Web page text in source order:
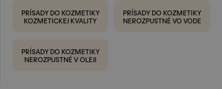
PRÍSADY DO KOZMETIKY
KOZMETICKEJ KVALITY
PRÍSADY DO KOZMETIKY
NEROZPUSTNÉ VO VODE
PRÍSADY DO KOZMETIKY
NEROZPUSTNÉ V OLEJI